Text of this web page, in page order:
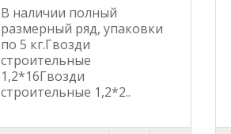
В наличии полный
размерный ряд, упаковки
по 5 кг.Гвозди
строительные
1,2*16Гвозди
строительные 1,2*2..